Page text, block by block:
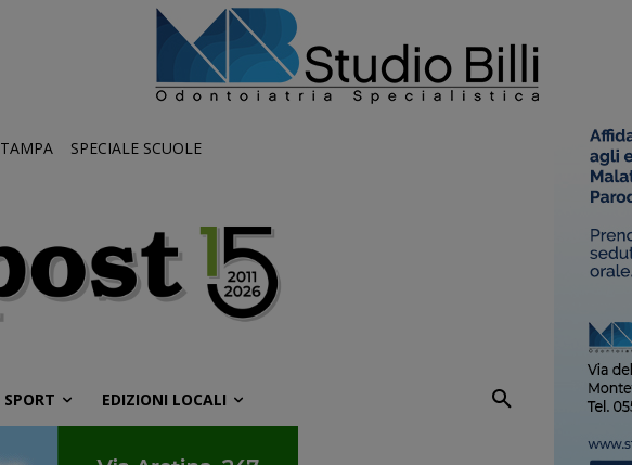
SPECIALE SCUOLE
SPORT EDIZIONI LOCALI